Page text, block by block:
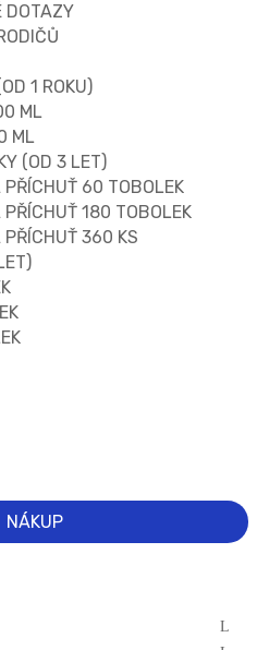
DOTAZY
1 ROKU)
ML
ML
(OD 3 LET)
60 TOBOLEK
180 TOBOLEK
360 KS
NÁKUP